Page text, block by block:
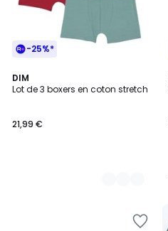
-25%*
DIM
Lot de 3 boxers en coton stretch
21,99 €
2
Couleurs